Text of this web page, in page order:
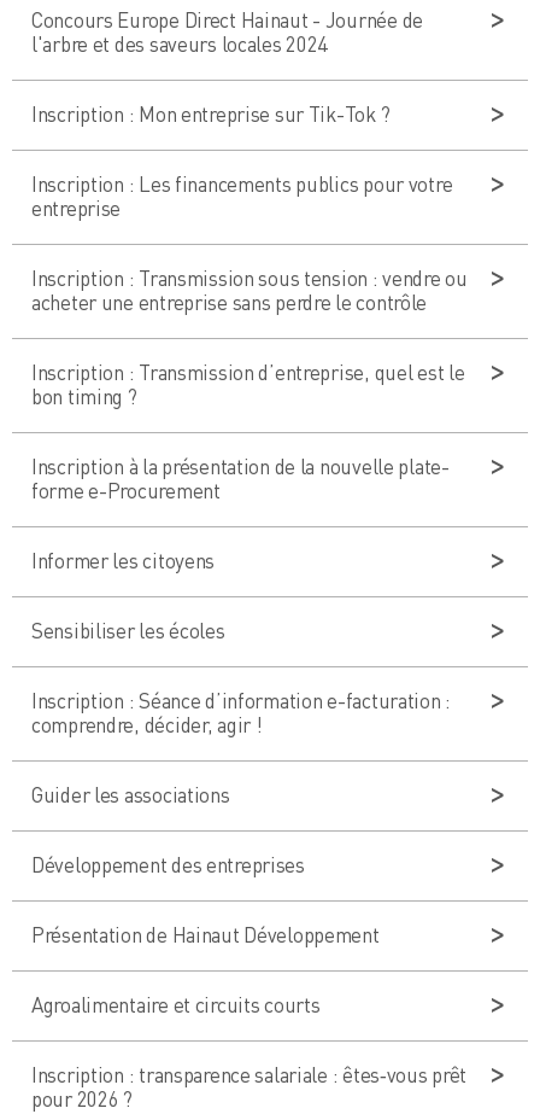
Concours Europe Direct Hainaut - Journée de
l'arbre et des saveurs locales 2024
Inscription : Mon entreprise sur Tik-Tok ?
Inscription : Les financements publics pour votre
entreprise
Inscription : Transmission sous tension : vendre ou
acheter une entreprise sans perdre le contrôle
Inscription : Transmission d’entreprise, quel est le
bon timing ?
Inscription à la présentation de la nouvelle plate-
forme e-Procurement
Informer les citoyens
Sensibiliser les écoles
Inscription : Séance d’information e-facturation :
comprendre, décider, agir !
Guider les associations
Développement des entreprises
Présentation de Hainaut Développement
Agroalimentaire et circuits courts
Inscription : transparence salariale : êtes‑vous prêt
pour 2026 ?